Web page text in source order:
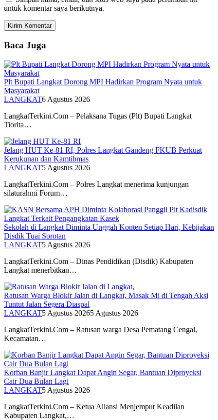
untuk komentar saya berikutnya.
Baca Juga
Plt Bupati Langkat Dorong MPI Hadirkan Program Nyata untuk
Masyarakat
LANGKAT6 Agustus 2026
LangkatTerkini.Com – Pelaksana Tugas (Plt) Bupati Langkat
Tiorita…
Jelang HUT Ke-81 RI, Polres Langkat Gandeng FKUB Perkuat
Kerukunan dan Kamtibmas
LANGKAT5 Agustus 2026
LangkatTerkini.Com – Polres Langkat menerima kunjungan
silaturahmi Forum…
Sekolah di Langkat Diminta Unggah Konten Setiap Hari, Kebijakan
Disdik Tuai Sorotan
LANGKAT5 Agustus 2026
LangkatTerkini.Com – Dinas Pendidikan (Disdik) Kabupaten
Langkat menerbitkan…
Ratusan Warga Blokir Jalan di Langkat, Masak Mi di Tengah Aksi
Tuntut Jalan Segera Diaspal
LANGKAT5 Agustus 20265 Agustus 2026
LangkatTerkini.Com – Ratusan warga Desa Pematang Cengal,
Kecamatan…
Korban Banjir Langkat Dapat Angin Segar, Bantuan Diproyeksi
Cair Dua Bulan Lagi
LANGKAT5 Agustus 2026
LangkatTerkini.Com – Ketua Aliansi Menjemput Keadilan
Kabupaten Langkat,…